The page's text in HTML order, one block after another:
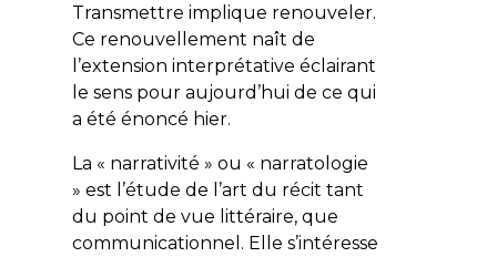
Transmettre implique renouveler.
Ce renouvellement naît de
l’extension interprétative éclairant
le sens pour aujourd’hui de ce qui
a été énoncé hier.
La « narrativité » ou « narratologie
» est l’étude de l’art du récit tant
du point de vue littéraire, que
communicationnel. Elle s’intéresse